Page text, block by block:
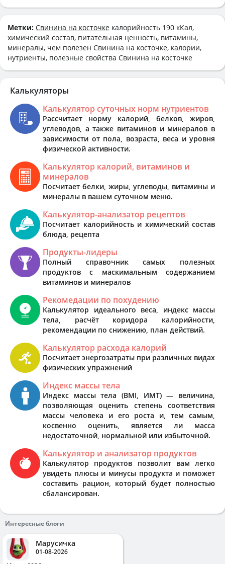
Метки: Свинина на косточке калорийность 190 кКал,
химический состав, питательная ценность, витамины,
минералы, чем полезен Свинина на косточке, калории,
нутриенты, полезные свойства Свинина на косточке
Калькуляторы
Калькулятор суточных норм нутриентов
Рассчитает норму калорий, белков, жиров,
углеводов, а также витаминов и минералов в
зависимости от пола, возраста, веса и уровня
физической активности.
Калькулятор калорий, витаминов и
минералов
Посчитает белки, жиры, углеводы, витамины и
минералы в вашем суточном меню.
Калькулятор-анализатор рецептов
Посчитает калорийность и химический состав
блюда, рецепта
Продукты-лидеры
Полный справочник самых полезных
продуктов с маскимальным содержанием
витаминов и минералов
Рекомедации по похудению
Калькулятор идеального веса, индекс массы
тела, расчёт коридора калорийности,
рекомендации по снижению, план действий.
Калькулятор расхода калорий
Посчитает энергозатраты при различных видах
физических упражнений
Индекс массы тела
Индекс массы тела (BMI, ИМТ) — величина,
позволяющая оценить степень соответствия
массы человека и его роста и, тем самым,
косвенно оценить, является ли масса
недостаточной, нормальной или избыточной.
Калькулятор и анализатор продуктов
Калькулятор продуктов позволит вам легко
увидеть плюсы и минусы продукта и поможет
составить рацион, который будет полностью
сбалансирован.
Интересные блоги
Марусичка
01-08-2026